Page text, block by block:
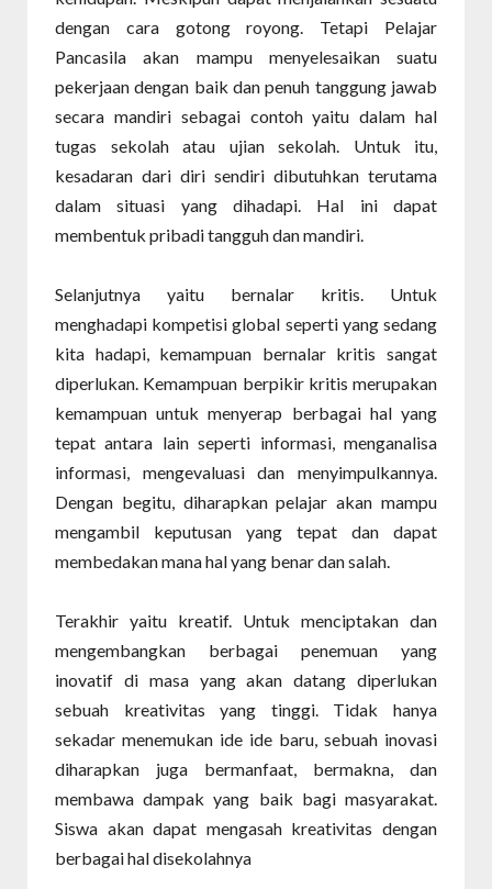
dengan cara gotong royong. Tetapi Pelajar
Pancasila akan mampu menyelesaikan suatu
pekerjaan dengan baik dan penuh tanggung jawab
secara mandiri sebagai contoh yaitu dalam hal
tugas sekolah atau ujian sekolah. Untuk itu,
kesadaran dari diri sendiri dibutuhkan terutama
dalam situasi yang dihadapi. Hal ini dapat
membentuk pribadi tangguh dan mandiri.
Selanjutnya yaitu bernalar kritis. Untuk
menghadapi kompetisi global seperti yang sedang
kita hadapi, kemampuan bernalar kritis sangat
diperlukan. Kemampuan berpikir kritis merupakan
kemampuan untuk menyerap berbagai hal yang
tepat antara lain seperti informasi, menganalisa
informasi, mengevaluasi dan menyimpulkannya.
Dengan begitu, diharapkan pelajar akan mampu
mengambil keputusan yang tepat dan dapat
membedakan mana hal yang benar dan salah.
Terakhir yaitu kreatif. Untuk menciptakan dan
mengembangkan berbagai penemuan yang
inovatif di masa yang akan datang diperlukan
sebuah kreativitas yang tinggi. Tidak hanya
sekadar menemukan ide ide baru, sebuah inovasi
diharapkan juga bermanfaat, bermakna, dan
membawa dampak yang baik bagi masyarakat.
Siswa akan dapat mengasah kreativitas dengan
berbagai hal disekolahnya